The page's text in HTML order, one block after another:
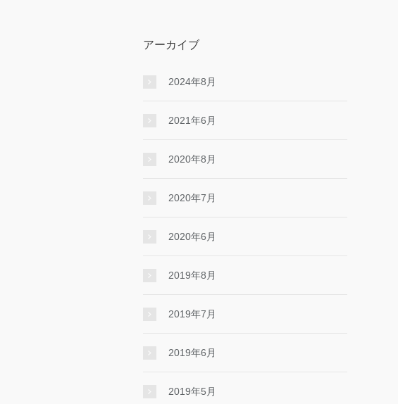
アーカイブ
2024年8月
2021年6月
2020年8月
2020年7月
2020年6月
2019年8月
2019年7月
2019年6月
2019年5月